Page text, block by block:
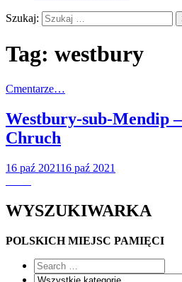
Szukaj:
Tag: westbury
Cmentarze…
Westbury-sub-Mendip
Chruch
16 paź 202116 paź 2021
WYSZUKIWARKA
POLSKICH MIEJSC PAMIĘCI